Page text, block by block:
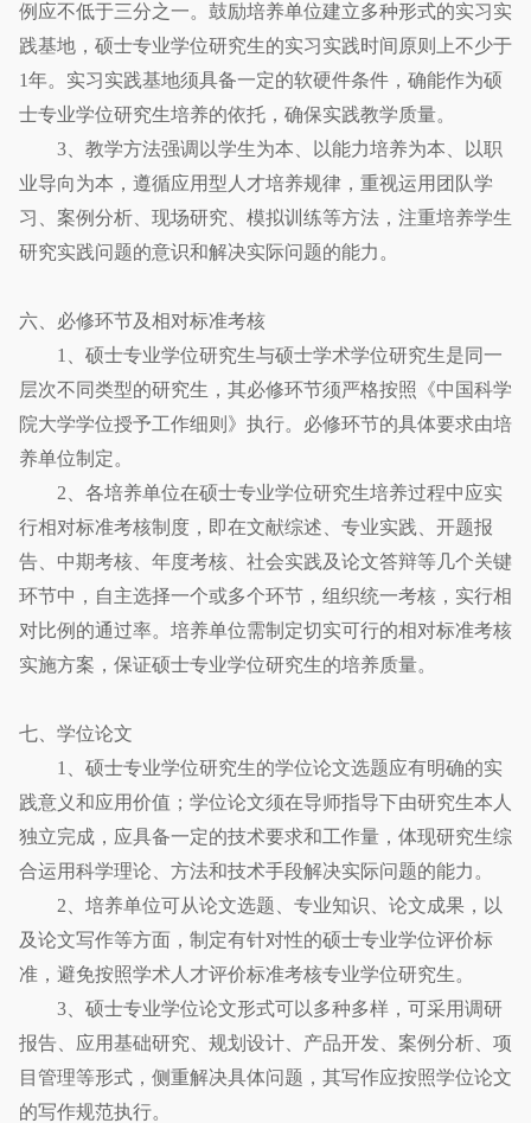
例应不低于三分之一。鼓励培养单位建立多种形式的实习实
践基地，硕士专业学位研究生的实习实践时间原则上不少于
1年。实习实践基地须具备一定的软硬件条件，确能作为硕
士专业学位研究生培养的依托，确保实践教学质量。
3、教学方法强调以学生为本、以能力培养为本、以职
业导向为本，遵循应用型人才培养规律，重视运用团队学
习、案例分析、现场研究、模拟训练等方法，注重培养学生
研究实践问题的意识和解决实际问题的能力。
六、必修环节及相对标准考核
1、硕士专业学位研究生与硕士学术学位研究生是同一
层次不同类型的研究生，其必修环节须严格按照《中国科学
院大学学位授予工作细则》执行。必修环节的具体要求由培
养单位制定。
2、各培养单位在硕士专业学位研究生培养过程中应实
行相对标准考核制度，即在文献综述、专业实践、开题报
告、中期考核、年度考核、社会实践及论文答辩等几个关键
环节中，自主选择一个或多个环节，组织统一考核，实行相
对比例的通过率。培养单位需制定切实可行的相对标准考核
实施方案，保证硕士专业学位研究生的培养质量。
七、学位论文
1、硕士专业学位研究生的学位论文选题应有明确的实
践意义和应用价值；学位论文须在导师指导下由研究生本人
独立完成，应具备一定的技术要求和工作量，体现研究生综
合运用科学理论、方法和技术手段解决实际问题的能力。
2、培养单位可从论文选题、专业知识、论文成果，以
及论文写作等方面，制定有针对性的硕士专业学位评价标
准，避免按照学术人才评价标准考核专业学位研究生。
3、硕士专业学位论文形式可以多种多样，可采用调研
报告、应用基础研究、规划设计、产品开发、案例分析、项
目管理等形式，侧重解决具体问题，其写作应按照学位论文
的写作规范执行。